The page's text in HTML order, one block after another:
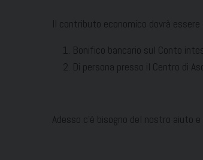
Il contributo economico dovrà
Bonifico bancario sul Conto
Di persona presso il Centro di
Adesso c’è bisogno del nostro